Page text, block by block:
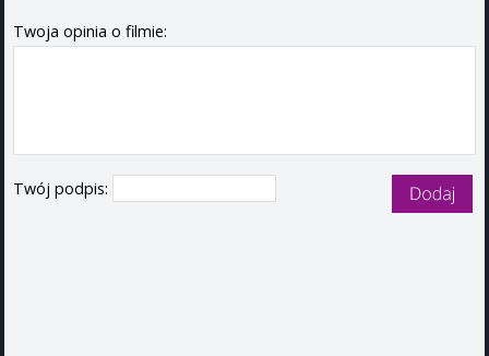
Twoja opinia o filmie:
Twój podpis: